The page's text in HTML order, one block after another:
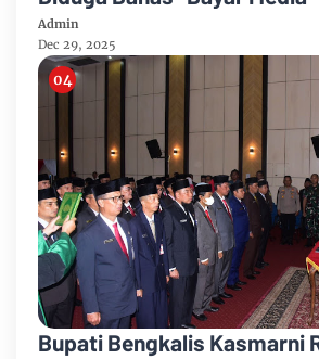
Dukung Kebijakan
Admin
Dec 29, 2025
Bupati Bengkalis Kasmarni